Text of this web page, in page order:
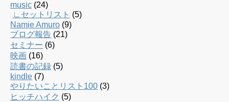
music (24)
∟セットリスト (5)
Namie Amuro (9)
ブログ報告 (21)
セミナー (6)
映画 (16)
読書の記録 (5)
kindle (7)
やりたいことリスト100 (3)
ヒッチハイク (5)